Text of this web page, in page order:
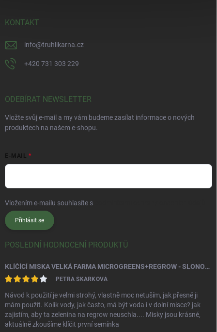
KONTAKT
info@truhlikarna.cz
+420 731 303 229
ODEBÍRAT NEWSLETTER
Vložte svůj e-mail a my vám budeme zasílat informace o nových
produktech na našem e-shopu.
E-MAIL
Vložením e-mailu souhlasíte s
Přihlásit se
POSLEDNÍ HODNOCENÍ PRODUKTŮ
KLÍČÍCÍ MISKA VELKÁ FARMA MICROGREENS+REGROW - SLONOVÁ KOST
PETRA ŠKARKOVÁ
Návod k použití je velmi strohý, vlastně moc netuším, jak přesně ji
mám použít. Kolik vody, jak často, má být voda i v dolní misce? jak
zajistím, aby ta zelenina na regrow neuschla.... Misky jsou krásné,
aktuálně zkoušíme klíčit první semínka